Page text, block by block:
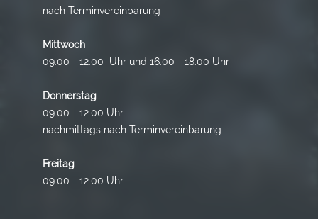
nach Terminvereinbarung
Mittwoch
09:00 - 12:00 Uhr und 16.00 - 18.00 Uhr
Donnerstag
09:00 - 12:00 Uhr
nachmittags nach Terminvereinbarung
Freitag
09:00 - 12:00 Uhr